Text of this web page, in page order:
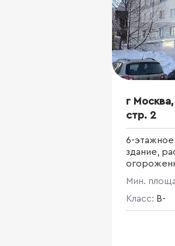
г
стр. 2
6-этажное
здание,
Мин.
Класс: B-